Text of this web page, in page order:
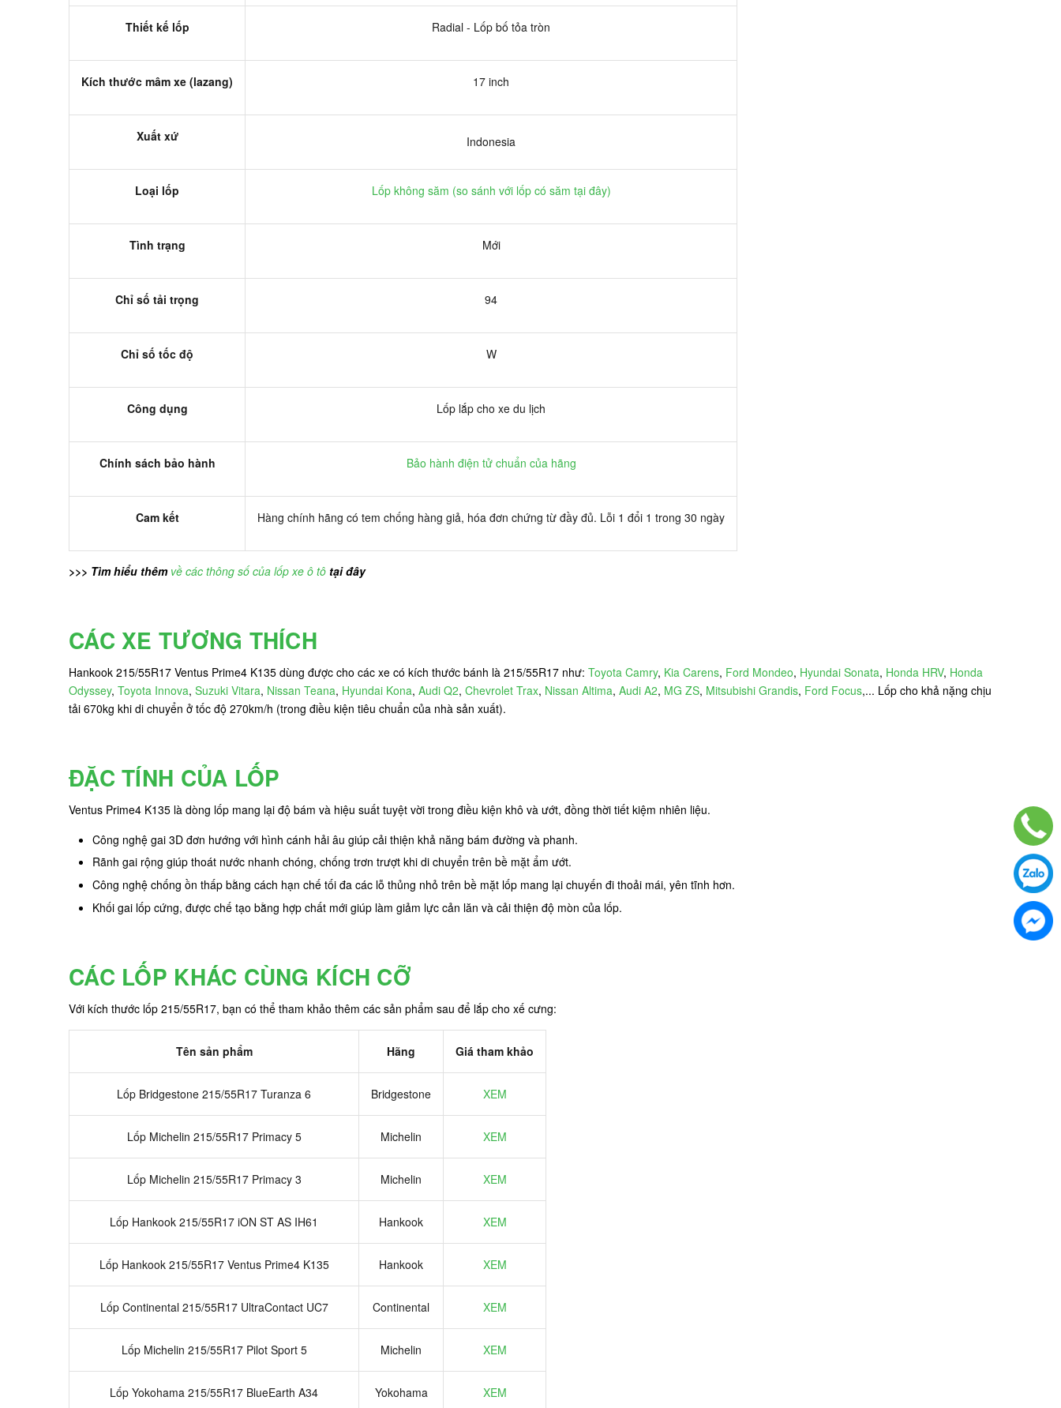
Thiết kế lốp Radial - Lốp bố tỏa tròn
Kích thước mâm xe (lazang) 17 inch
Xuất xứ Indonesia
Loại lốp Lốp không săm (so sánh với lốp có săm tại đây)
Tình trạng Mới
Chỉ số tải trọng 94
Chỉ số tốc độ W
Công dụng Lốp lắp cho xe du lịch
Chính sách bảo hành Bảo hành điện tử chuẩn của hãng
Cam kết Hàng chính hãng có tem chống hàng giả, hóa đơn chứng từ đầy đủ. Lỗi 1 đổi 1 trong 30 ngày
>>> Tìm hiểu thêm về các thông số của lốp xe ô tô tại đây
CÁC XE TƯƠNG THÍCH
Hankook 215/55R17 Ventus Prime4 K135 dùng được cho các xe có kích thước bánh là 215/55R17 như: Toyota Camry, Kia Carens, Ford Mondeo, Hyundai Sonata, Honda HRV, Honda
Odyssey, Toyota Innova, Suzuki Vitara, Nissan Teana, Hyundai Kona, Audi Q2, Chevrolet Trax, Nissan Altima, Audi A2, MG ZS, Mitsubishi Grandis, Ford Focus,... Lốp cho khả nặng chịu
tải 670kg khi di chuyển ở tốc độ 270km/h (trong điều kiện tiêu chuẩn của nhà sản xuất).
ĐẶC TÍNH CỦA LỐP
Ventus Prime4 K135 là dòng lốp mang lại độ bám và hiệu suất tuyệt vời trong điều kiện khô và ướt, đồng thời tiết kiệm nhiên liệu.
Công nghệ gai 3D đơn hướng với hình cánh hải âu giúp cải thiện khả năng bám đường và phanh.
Rãnh gai rộng giúp thoát nước nhanh chóng, chống trơn trượt khi di chuyển trên bề mặt ẩm ướt.
Công nghệ chống ồn thấp bằng cách hạn chế tối đa các lỗ thủng nhỏ trên bề mặt lốp mang lại chuyến đi thoải mái, yên tĩnh hơn.
Khối gai lốp cứng, được chế tạo bằng hợp chất mới giúp làm giảm lực cản lăn và cải thiện độ mòn của lốp.
CÁC LỐP KHÁC CÙNG KÍCH CỠ
Với kích thước lốp 215/55R17, bạn có thể tham khảo thêm các sản phẩm sau để lắp cho xế cưng:
Tên sản phẩm Hãng Giá tham khảo
Lốp Bridgestone 215/55R17 Turanza 6 Bridgestone XEM
Lốp Michelin 215/55R17 Primacy 5 Michelin XEM
Lốp Michelin 215/55R17 Primacy 3 Michelin XEM
Lốp Hankook 215/55R17 iON ST AS IH61 Hankook XEM
Lốp Hankook 215/55R17 Ventus Prime4 K135 Hankook XEM
Lốp Continental 215/55R17 UltraContact UC7 Continental XEM
Lốp Michelin 215/55R17 Pilot Sport 5 Michelin XEM
Lốp Yokohama 215/55R17 BlueEarth A34 Yokohama XEM